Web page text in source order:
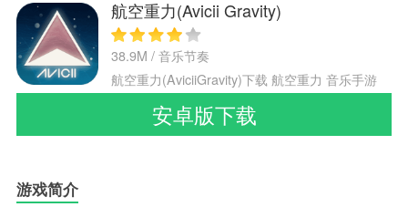
航空重力(Avicii Gravity)
38.9M / 音乐节奏
航空重力(AviciiGravity)下载航空重力音乐手游
节奏手游
安卓版下载
游戏简介